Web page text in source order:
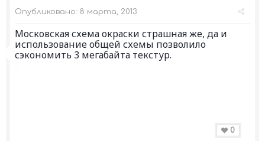
Опубликовано: 8 марта, 2013
Московская схема окраски страшная же, да и
использование общей схемы позволило
сэкономить 3 мегабайта текстур.
0